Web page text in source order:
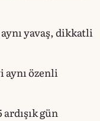
yavaş, dikkatli
aynı özenli
gün